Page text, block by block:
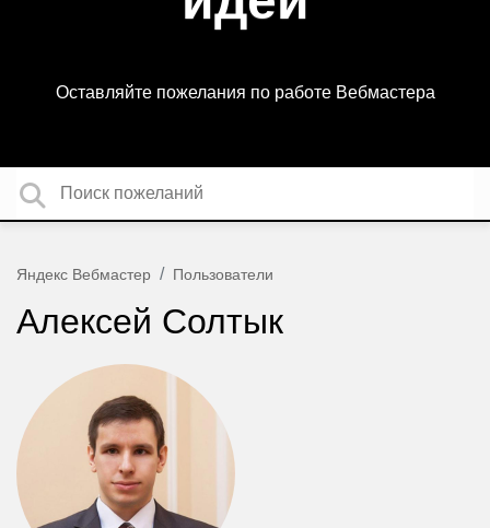
Оставляйте пожелания по работе Вебмастера
Яндекс Вебмастер Пользователи
Алексей Солтык